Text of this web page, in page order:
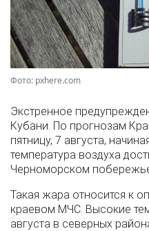
Фото: pxhere.com
Экстренное
Кубани. По прогнозам
пятницу, 7 августа,
температура воздуха
Черноморском
Такая жара относится к
краевом МЧС. Высокие
августа в северных